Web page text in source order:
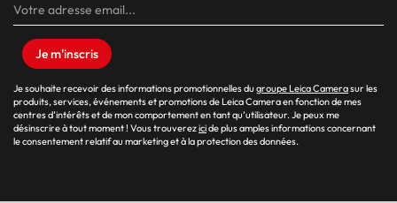
Je m'inscris
Je souhaite recevoir des informations promotionnelles du groupe Leica Camerasur les
produits, services, événements et promotions de Leica Camera en fonction de mes
centres d’intérêts et de mon comportement en tant qu’utilisateur. Je peux me
désinscrire à tout moment ! Vous trouverezicide plus amples informations concernant
le consentement relatif au marketing et à la protection des données.